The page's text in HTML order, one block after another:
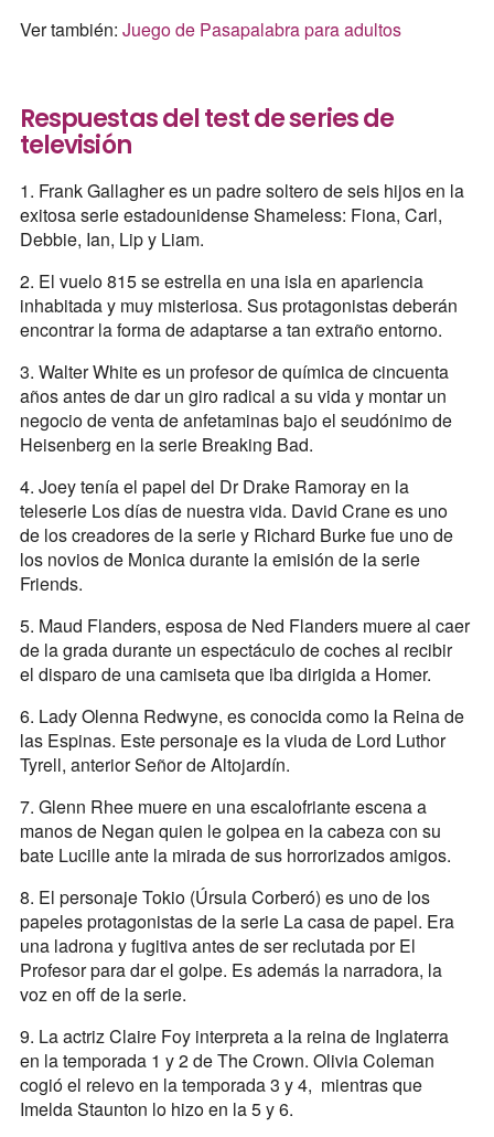
Ver también: Juego de Pasapalabra para adultos
Respuestas del test de series de
televisión
1. Frank Gallagher es un padre soltero de seis hijos en la
exitosa serie estadounidense Shameless: Fiona, Carl,
Debbie, Ian, Lip y Liam.
2. El vuelo 815 se estrella en una isla en apariencia
inhabitada y muy misteriosa. Sus protagonistas deberán
encontrar la forma de adaptarse a tan extraño entorno.
3. Walter White es un profesor de química de cincuenta
años antes de dar un giro radical a su vida y montar un
negocio de venta de anfetaminas bajo el seudónimo de
Heisenberg en la serie Breaking Bad.
4. Joey tenía el papel del Dr Drake Ramoray en la
teleserie Los días de nuestra vida. David Crane es uno
de los creadores de la serie y Richard Burke fue uno de
los novios de Monica durante la emisión de la serie
Friends.
5. Maud Flanders, esposa de Ned Flanders muere al caer
de la grada durante un espectáculo de coches al recibir
el disparo de una camiseta que iba dirigida a Homer.
6. Lady Olenna Redwyne, es conocida como la Reina de
las Espinas. Este personaje es la viuda de Lord Luthor
Tyrell, anterior Señor de Altojardín.
7. Glenn Rhee muere en una escalofriante escena a
manos de Negan quien le golpea en la cabeza con su
bate Lucille ante la mirada de sus horrorizados amigos.
8. El personaje Tokio (Úrsula Corberó) es uno de los
papeles protagonistas de la serie La casa de papel. Era
una ladrona y fugitiva antes de ser reclutada por El
Profesor para dar el golpe. Es además la narradora, la
voz en off de la serie.
9. La actriz Claire Foy interpreta a la reina de Inglaterra
en la temporada 1 y 2 de The Crown. Olivia Coleman
cogió el relevo en la temporada 3 y 4, mientras que
Imelda Staunton lo hizo en la 5 y 6.